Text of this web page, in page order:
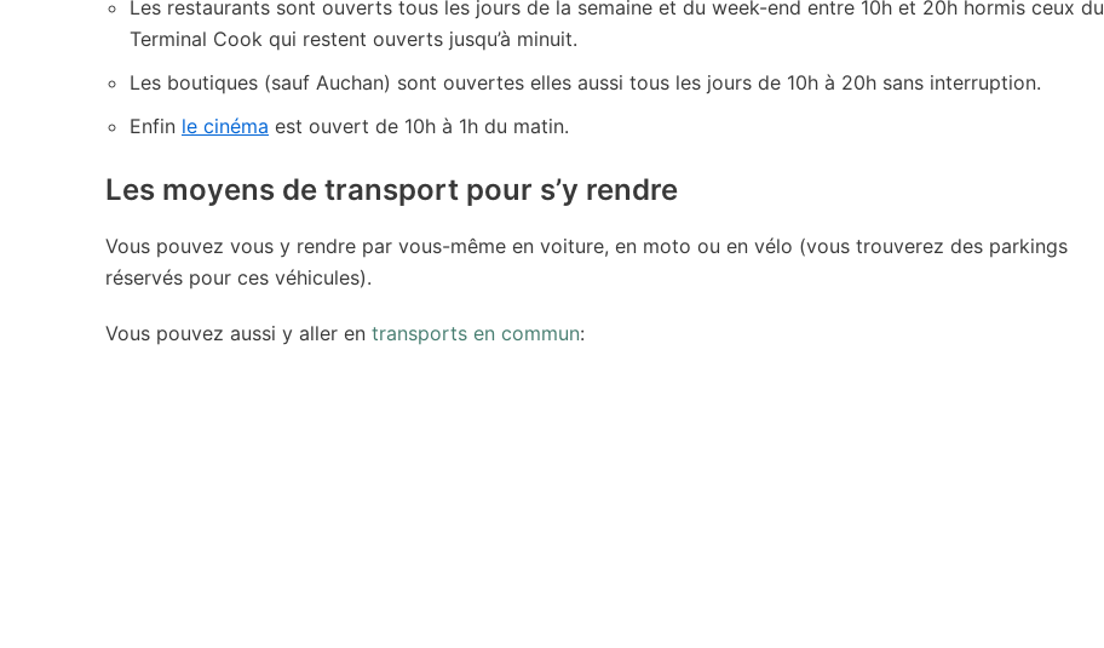
Les restaurants sont ouverts tous les jours de la semaine et du week-end entre 10h et 20h hormis ceux du
Terminal Cook qui restent ouverts jusqu’à minuit.
Les boutiques (sauf Auchan) sont ouvertes elles aussi tous les jours de 10h à 20h sans interruption.
Enfin le cinéma est ouvert de 10h à 1h du matin.
Les moyens de transport pour s’y rendre
Vous pouvez vous y rendre par vous-même en voiture, en moto ou en vélo (vous trouverez des parkings
réservés pour ces véhicules).
Vous pouvez aussi y aller en transports en commun: